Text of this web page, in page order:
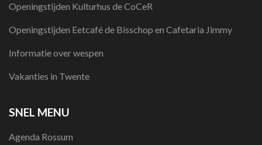
Openingstijden Kulturhus de CoCeR
Openingstijden Eetcafé de Bisschop en Cafetaria Jimmy
Informatie over wespen
Vakanties in Twente
SNEL MENU
Agenda Rossum